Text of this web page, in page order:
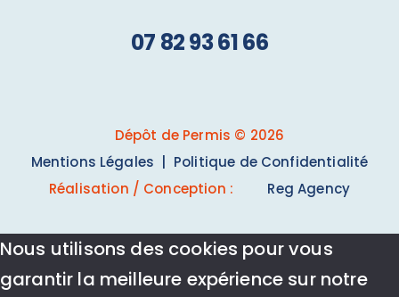
07 82 93 61 66
Dépôt de Permis © 2026
Mentions Légales | Politique de Confidentialité
Réalisation / Conception :
Reg Agency
Nous utilisons des cookies pour vous
garantir la meilleure expérience sur notre